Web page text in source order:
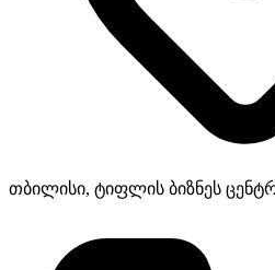
თბილისი, ტიფლის ბიზნეს